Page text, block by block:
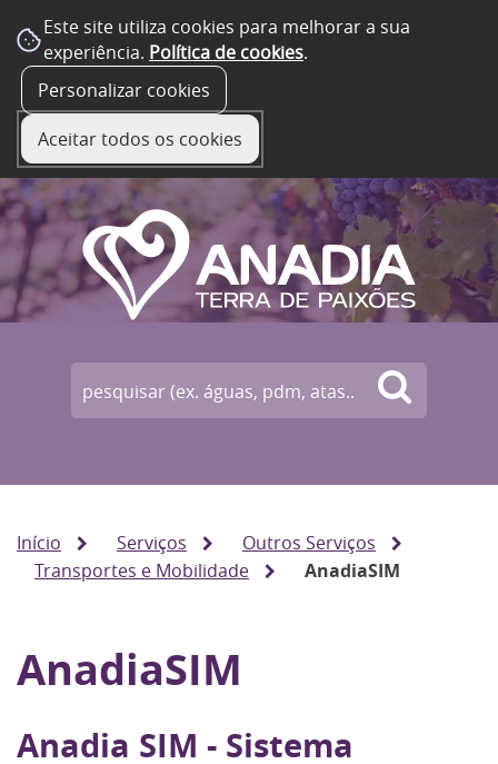
Este site utiliza cookies para melhorar a sua
experiência. Política de cookies.
Personalizar cookies
Aceitar todos os cookies
Início Serviços
Outros Serviços
Transportes e Mobilidade
AnadiaSIM
AnadiaSIM
Anadia SIM - Sistema